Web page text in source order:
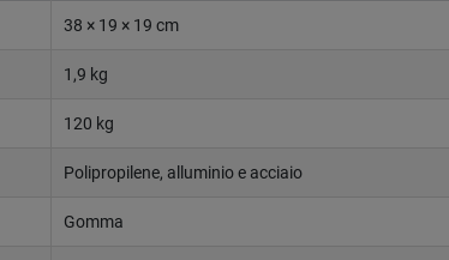
38 × 19 × 19 cm
1,9 kg
120 kg
Polipropilene, alluminio e acciaio
Gomma